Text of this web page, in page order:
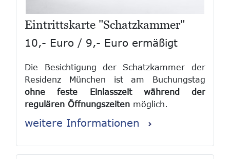
Eintrittskarte "Schatzkammer"
10,- Euro / 9,- Euro ermäßigt
Die Besichtigung der Schatzkammer der
Residenz München ist am Buchungstag
ohne feste Einlasszeit während der
regulären Öffnungszeiten möglich.
Bei ermäßigten Tickets sowie bei
entsprechender Nachweis im Original
weitere Informationen